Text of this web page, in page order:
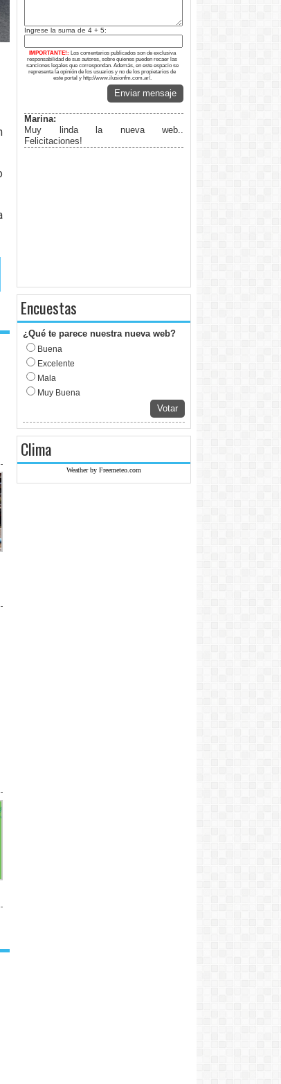
Ingrese la suma de 4 + 5:
IMPORTANTE!: Los comentarios publicados son de exclusiva
responsabilidad de sus autores, sobre quienes pueden recaer las
sanciones legales que correspondan. Además, en este espacio se
representa la opinión de los usuarios y no de los propietarios de
este portal y http://www.ilusionfm.com.ar/.
Enviar mensaje
Marina:
Muy linda la nueva web..
Felicitaciones!
Encuestas
¿Qué te parece nuestra nueva web?
Buena
Excelente
Mala
Muy Buena
Votar
Clima
Weather by Freemeteo.com